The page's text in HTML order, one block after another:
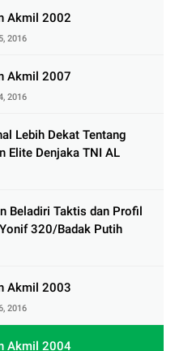
Akmil 2002
2016
Akmil 2007
2016
Lebih Dekat Tentang
Elite Denjaka TNI AL
Beladiri Taktis dan Profil
320/Badak Putih
Akmil 2003
2016
Akmil 2004